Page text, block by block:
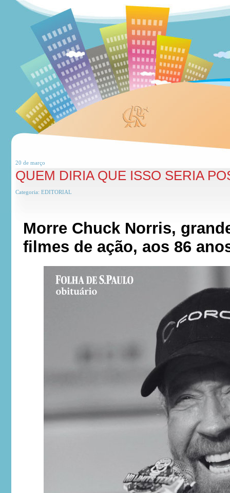
20 de março
QUEM DIRIA QUE ISSO SERIA
Categoria: EDITORIAL
Morre Chuck Norris,
filmes de ação, aos 86